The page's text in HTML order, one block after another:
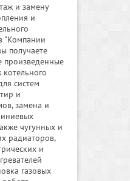
и замену
и
"Компании
получаете
произведенные
систем
и
замена и
чугунных и
радиаторов,
и
газовых